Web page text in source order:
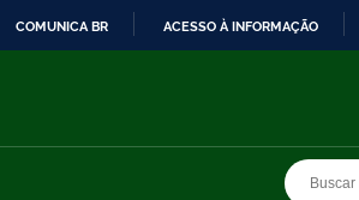
COMUNICA BR ACESSO À INFORMAÇÃO